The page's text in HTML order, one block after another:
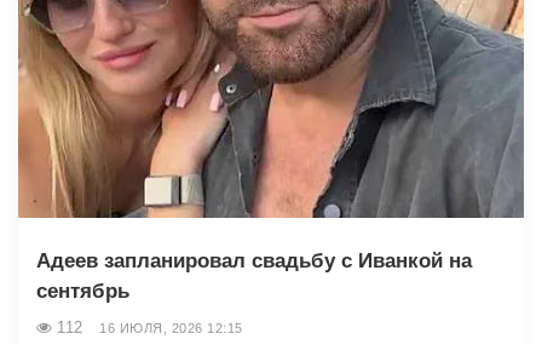
Адеев запланировал свадьбу с Иванкой на
сентябрь
112 16 ИЮЛЯ, 2026 12:15